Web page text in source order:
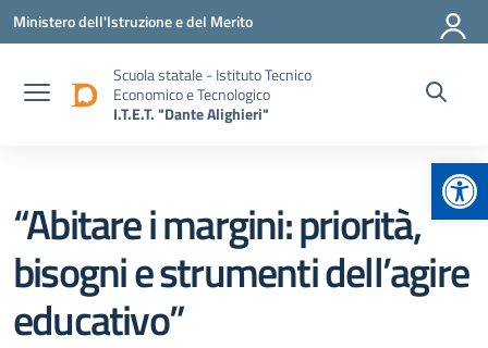
Vai ai contenuti
Vai al menu di navigazione
Vai al footer
Ministero dell'Istruzione e del Merito
Scuola statale - Istituto Tecnico
Economico e Tecnologico
I.T.E.T. "Dante Alighieri"
“Abitare i margini: priorità,
bisogni e strumenti dell’agire
educativo”